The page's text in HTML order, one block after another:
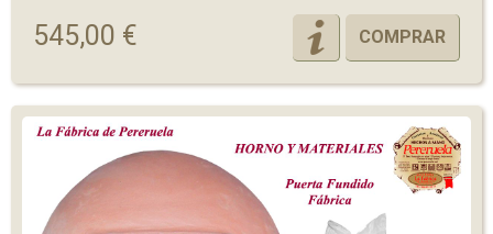
545,00 € COMPRAR